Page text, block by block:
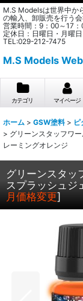
M.S Modelsは世界中か
の輸入、卸販売を行う会
営業時間：9：00～17：
定休日：日曜日・月曜日
TEL:029-212-7475
M.S Models
カテゴリ マイページ
ホーム > GSW塗料 >
> グリーンスタッフワ
レーミングオレンジ
グリーンスタ
スプラッシュジ
月価格変更]